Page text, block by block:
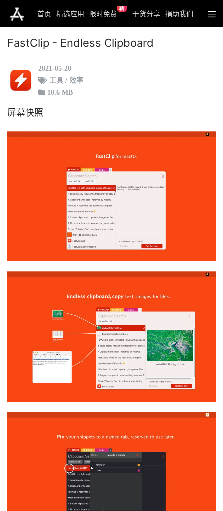
首页 精选应用 限时免费
新
干货分享 捐助我们
FastClip - Endless Clipboard
2021-05-20
工具 / 效率
10.6 MB
屏幕快照